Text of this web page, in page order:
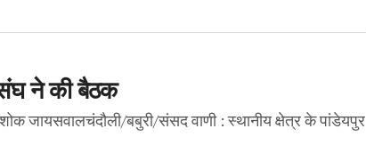
ने की बैठक
जायसवालचंदौली/बबुरी/संसद वाणी : स्थानीय क्षेत्र के पांडेयपुर